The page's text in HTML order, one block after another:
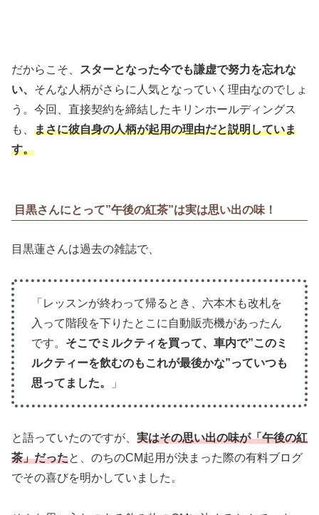
だからこそ、
スターとなった今でも謙虚で努力を忘れな
い、 そんな人柄がさらに人気となっていく理由なのでしょ
う。今回、直接契約を締結したキリンホールディングス
も、 まさに彼自身の人柄が起用の理由だと説明していま
す。
目黒さんにとって”午後の紅茶”は実は思い出の味！
目黒蓮さんは過去の雑誌で、
「レッスンが終わって帰るとき、六本木も改札を
入って階段を下りたとこに自動販売機があったん
です。 そこでミルクティを買って、車内で”このミ
ルクティーを飲むのもこれが最後かな”っていつも
思ってました。
」
と語っていたのですが、 実はその思い出の味が「午後の紅
茶」だったと、のちのCM起用が決まった際の有料ブログ
でその喜びを明かしていました。